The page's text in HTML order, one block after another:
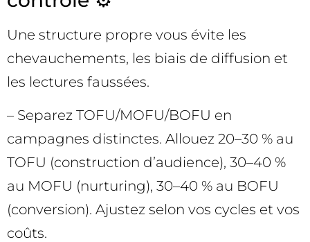
Une structure propre vous évite les
chevauchements, les biais de diffusion et
les lectures faussées.
– Separez TOFU/MOFU/BOFU en
campagnes distinctes. Allouez 20–30 % au
TOFU (construction d’audience), 30–40 %
au MOFU (nurturing), 30–40 % au BOFU
(conversion). Ajustez selon vos cycles et vos
coûts.